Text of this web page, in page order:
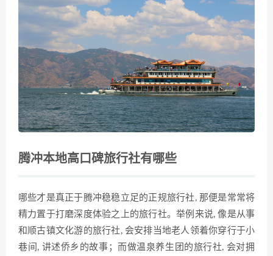
腾冲本地高口碑旅行社有哪些
哪些才是真正于腾冲稳稳立足的正规旅行社, 那便是常常将
精力置于打磨深度体验之上的旅行社。举例来说, 像是从事
和顺古镇文化游的旅行社, 会安排当地老人领着你穿行于小
巷间, 讲述侨乡的故事；而做温泉养生团的旅行社, 会对拥